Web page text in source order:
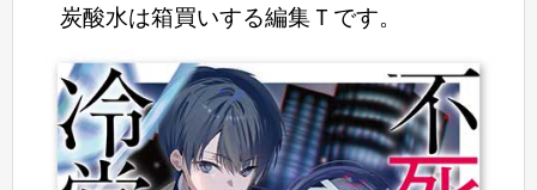
炭酸水は箱買いする編集Ｔです。